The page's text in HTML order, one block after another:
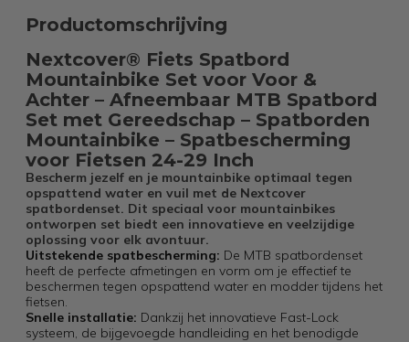
Productomschrijving
Nextcover® Fiets Spatbord
Mountainbike Set voor Voor &
Achter – Afneembaar MTB Spatbord
Set met Gereedschap – Spatborden
Mountainbike – Spatbescherming
voor Fietsen 24-29 Inch
Bescherm jezelf en je mountainbike optimaal tegen
opspattend water en vuil met de Nextcover
spatbordenset. Dit speciaal voor mountainbikes
ontworpen set biedt een innovatieve en veelzijdige
oplossing voor elk avontuur.
Uitstekende spatbescherming: De MTB spatbordenset
heeft de perfecte afmetingen en vorm om je effectief te
beschermen tegen opspattend water en modder tijdens het
fietsen.
Snelle installatie: Dankzij het innovatieve Fast-Lock
systeem, de bijgevoegde handleiding en het benodigde